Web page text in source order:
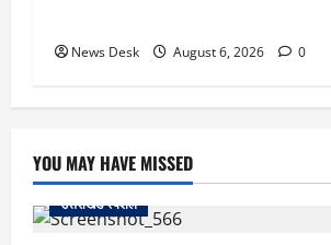
News Desk August 6, 2026 0
YOU MAY HAVE MISSED
उत्तराखंड स्पेशल